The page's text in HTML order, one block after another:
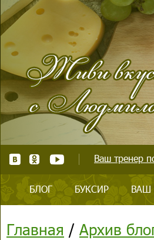
Ваш тренер
БЛОГ БУКСИР ВАШ
Главная / Архив